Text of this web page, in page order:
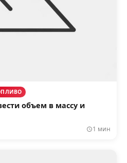
объем в массу и
1 мин